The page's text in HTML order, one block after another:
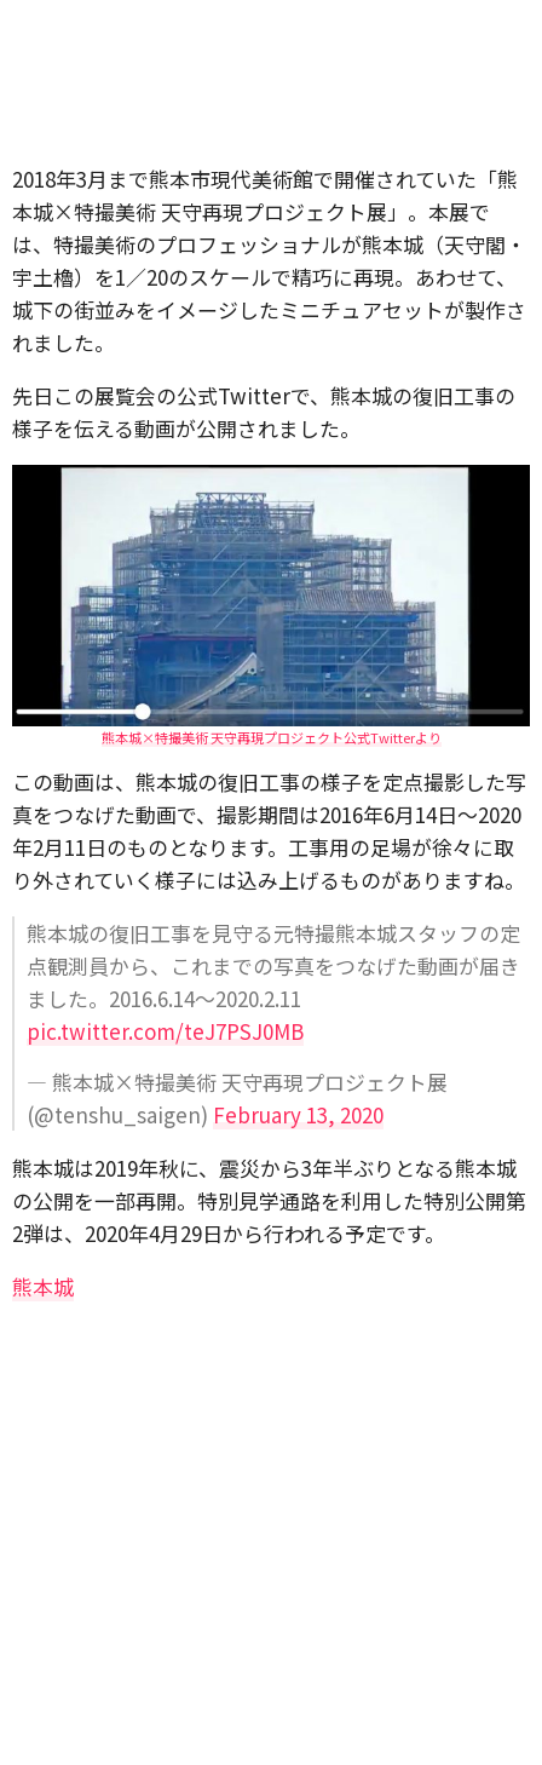
2018年3月まで熊本市現代美術館で開催されていた「熊
本城×特撮美術 天守再現プロジェクト展」。本展で
は、特撮美術のプロフェッショナルが熊本城（天守閣・
宇土櫓）を1／20のスケールで精巧に再現。あわせて、
城下の街並みをイメージしたミニチュアセットが製作さ
れました。
先日この展覧会の公式Twitterで、熊本城の復旧工事の
様子を伝える動画が公開されました。
熊本城×特撮美術 天守再現プロジェクト公式Twitterより
この動画は、熊本城の復旧工事の様子を定点撮影した写
真をつなげた動画で、撮影期間は2016年6月14日〜2020
年2月11日のものとなります。工事用の足場が徐々に取
り外されていく様子には込み上げるものがありますね。
熊本城の復旧工事を見守る元特撮熊本城スタッフの定
点観測員から、これまでの写真をつなげた動画が届き
ました。2016.6.14〜2020.2.11
pic.twitter.com/teJ7PSJ0MB
— 熊本城×特撮美術 天守再現プロジェクト展
(@tenshu_saigen) February 13, 2020
熊本城は2019年秋に、震災から3年半ぶりとなる熊本城
の公開を一部再開。特別見学通路を利用した特別公開第
2弾は、2020年4月29日から行われる予定です。
熊本城